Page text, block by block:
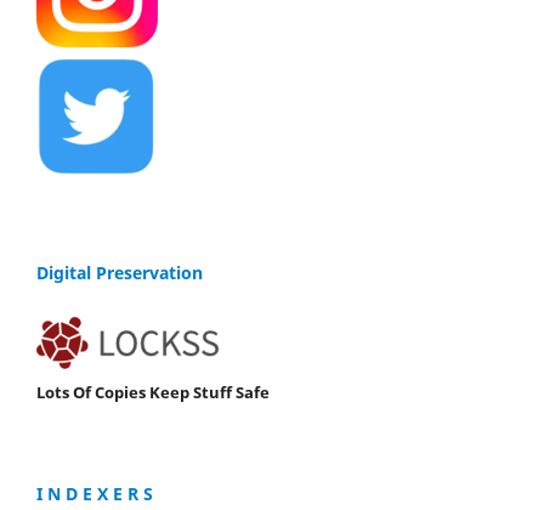
Digital Preservation
Lots Of Copies Keep Stuff Safe
I N D E X E R S